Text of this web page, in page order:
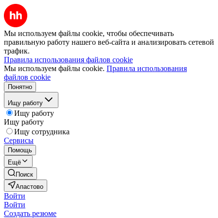
Мы используем файлы cookie, чтобы обеспечивать
правильную работу нашего веб-сайта и анализировать сетевой
трафик.
Правила использования файлов cookie
Мы используем файлы cookie. Правила использования
файлов cookie
Понятно
Ищу работу
Ищу работу
Ищу работу
Ищу сотрудника
Сервисы
Помощь
Ещё
Поиск
Апастово
Войти
Войти
Создать резюме